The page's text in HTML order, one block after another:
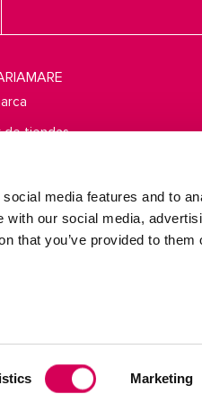
media features and to
our social media,
that you’ve provided to them
Marketing
de tiendas
MTNG EUROPE EXPERIENCE,